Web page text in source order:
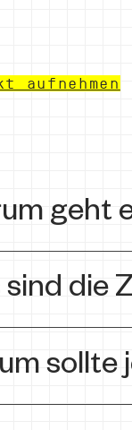
aufnehmen
geht
sind die
sollte